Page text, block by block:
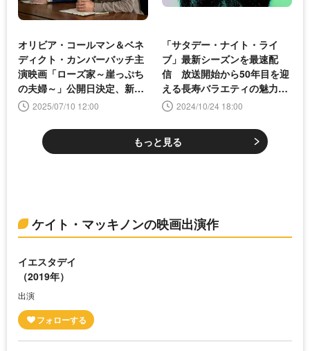
オリビア・コールマン＆ベネ
ディクト・カンバーバッチ主
演映画「ローズ家～崖っぷち
の夫婦～」公開日決定、新予
告映像も解禁
2025/07/10 12:00
「サタデー・ナイト・ライ
ブ」最新シーズンを最速配
信 放送開始から50年目を迎
える長寿バラエティの魅力に
迫る2024/10/24 18:00
もっと見る
ケイト・マッキノンの映画出演作
イエスタデイ
（2019年）
出演